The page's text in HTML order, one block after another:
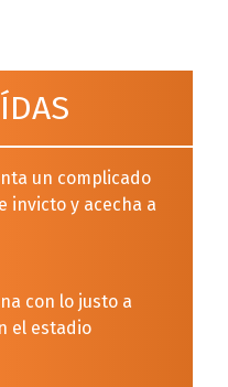
un complicado
invicto y acecha a
con lo justo a
el estadio